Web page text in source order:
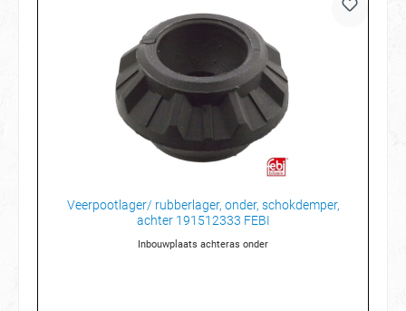
Veerpootlager/ rubberlager, onder, schokdemper,
achter 191512333 FEBI
Inbouwplaats achteras onder